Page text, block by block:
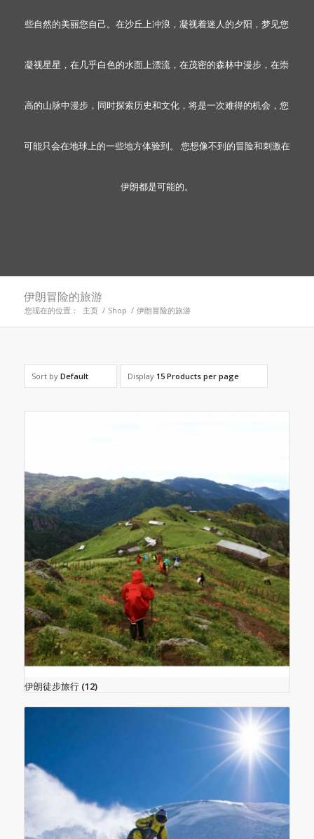
些自然的美丽您自己。在沙丘上冲浪，凝视着迷人的夕阳，梦见您
凝视星星，在几乎白色的水面上漂流，在茂密的森林中漫步，在崇
高的山脉中漫步，同时探索历史和文化，将是一次难得的机会，您
可能只会在地球上的一些地方体验到。 您想像不到的冒险和刺激在
伊朗都是可能的。
伊朗冒险的旅游
您现在的位置： 主页 / Shop / 伊朗冒险的旅游
Sort by Default Display 15 Products per page
伊朗徒步旅行 (12)